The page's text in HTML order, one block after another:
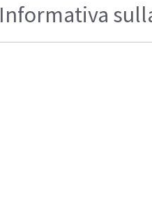
Informativa